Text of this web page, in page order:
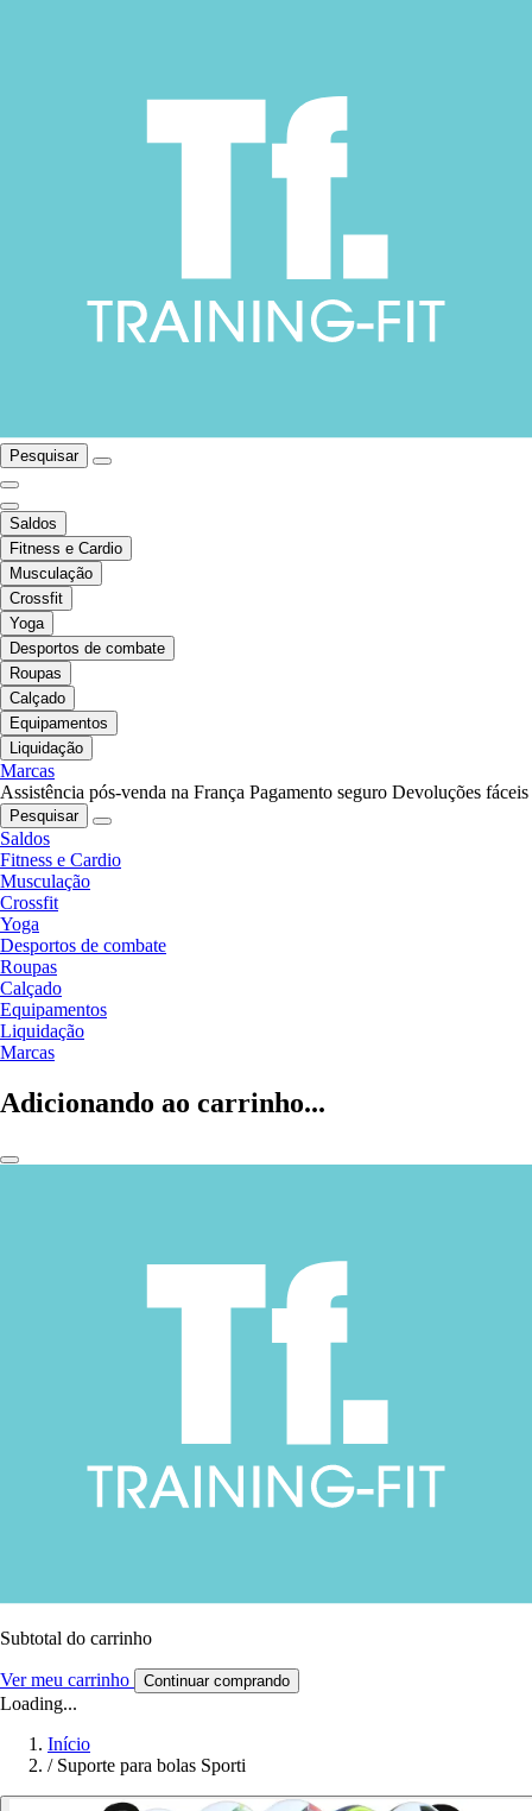
Pesquisar
Saldos
Fitness e Cardio
Musculação
Crossfit
Yoga
Desportos de combate
Roupas
Calçado
Equipamentos
Liquidação
Marcas
Assistência pós-venda na França Pagamento seguro Devoluções fáceis
Pesquisar
Saldos
Fitness e Cardio
Musculação
Crossfit
Yoga
Desportos de combate
Roupas
Calçado
Equipamentos
Liquidação
Marcas
Adicionando ao carrinho...
Subtotal do carrinho
Ver meu carrinho Continuar comprando
Loading...
Início
/ Suporte para bolas Sporti